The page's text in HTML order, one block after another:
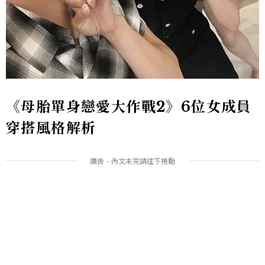
《母胎單身戀愛大作戰2》6位女成員
穿搭風格解析